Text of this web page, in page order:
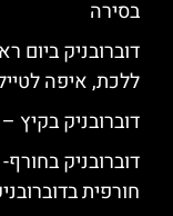
בסירה
דוברובניק ביום
ללכת, איפה
דוברובניק בקיץ
דוברובניק
חורפית